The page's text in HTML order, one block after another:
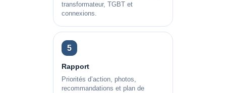
transformateur, TGBT et
connexions.
5
Rapport
Priorités d’action, photos,
recommandations et plan de